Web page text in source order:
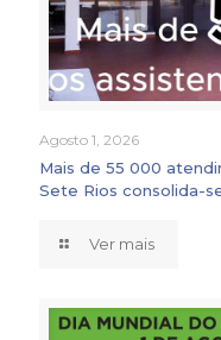
Agosto 1, 2026
Mais de 55 000
Sete Rios consolida-
Ver mais